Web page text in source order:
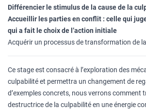
Différencier le stimulus de la cause de la
Accueillir les parties en conflit : celle qui
qui a fait le choix de l’action initiale
Acquérir un processus de transformation de
Ce stage est consacré à l’exploration des
culpabilité et permettra un changement de
d’exemples concrets, nous verrons comment
destructrice de la culpabilité en une énergie